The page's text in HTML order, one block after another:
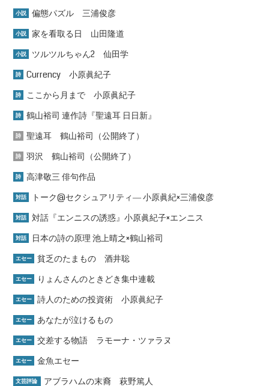
小説 偏態パズル 三浦俊彦
小説 家を看取る日 山田隆道
小説 ツルツルちゃん2 仙田学
詩 Currency 小原眞紀子
詩 ここから月まで 小原眞紀子
詩 鶴山裕司 連作詩『聖遠耳 日日新』
詩 聖遠耳 鶴山裕司（公開終了）
詩 羽沢 鶴山裕司（公開終了）
詩 高津敬三 俳句作品
対話 トーク@セクシュアリティ― 小原眞紀×三浦俊彦
対話 対話『エンニスの誘惑』小原眞紀子×エンニス
対話 日本の詩の原理 池上晴之×鶴山裕司
エセー 貧乏のたまもの 酒井聡
エセー りょんさんのときどき集中連載
エセー 詩人のための投資術 小原眞紀子
エセー あなたが泣けるもの
エセー 交差する物語 ラモーナ・ツァラヌ
エセー 金魚エセー
文芸評論 アブラハムの末裔 萩野篤人